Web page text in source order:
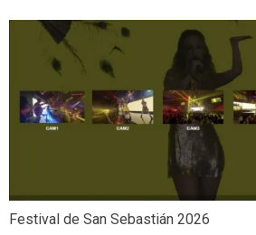
Festival de San Sebastián 2026